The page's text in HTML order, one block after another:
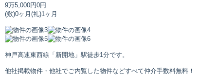
9万5,000円0円
(敷)0ヶ月 (礼)1ヶ月
神戸高速東西線「新開地」駅徒歩1分です。
他社掲載物件・他社でご内覧した物件などすべて仲介手数料無料！